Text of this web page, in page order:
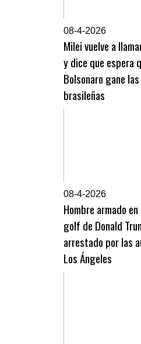
08-4-2026
Milei vuelve a
y dice que espera
Bolsonaro gane
brasileñas
08-4-2026
Hombre armado
golf de Donald
arrestado por las
Los Ángeles